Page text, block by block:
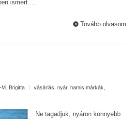
ismert....
Tovább olvasom
M. Brigitta | vásárlás nyár, hamis márkák
Ne tagadjuk, nyáron könnyebb